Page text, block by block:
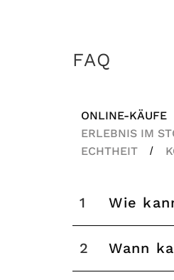
FAQ
ONLINE-KÄUFE
ERLEBNIS IM
ECHTHEIT /
1 Wie
2 Wann